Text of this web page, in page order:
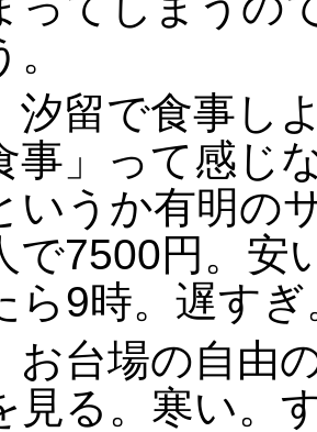
。
汐留で食事し
事」って感じ
いうか有明の
で7500円。安
ら9時。遅すぎ
お台場の自由
見る。寒い。